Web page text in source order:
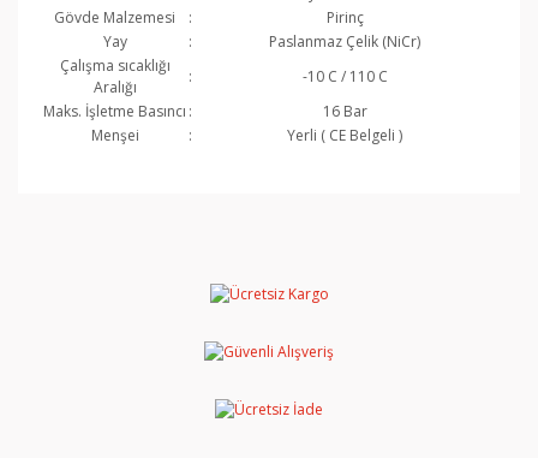
Gövde Malzemesi
:
Pirinç
Yay
:
Paslanmaz Çelik (NiCr)
Çalışma sıcaklığı
Aralığı
:
-10 C / 110 C
Maks. İşletme Basıncı :
16 Bar
Menşei
: Yerli ( CE Belgeli )
Yorum Yaz
Ürün açıklamasında eksik bilgiler bulunuyor.